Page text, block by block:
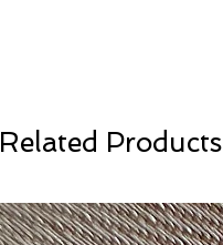
Related Products